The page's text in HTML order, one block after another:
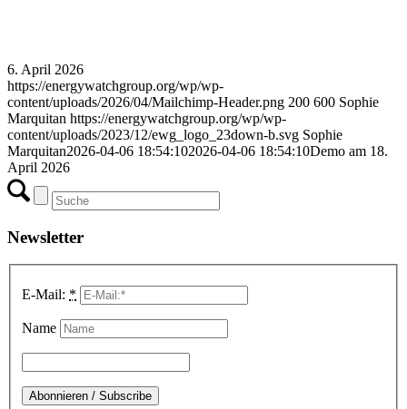
6. April 2026
https://energywatchgroup.org/wp/wp-
content/uploads/2026/04/Mailchimp-Header.png 200 600 Sophie
Marquitan https://energywatchgroup.org/wp/wp-
content/uploads/2023/12/ewg_logo_23down-b.svg Sophie
Marquitan2026-04-06 18:54:102026-04-06 18:54:10Demo am 18.
April 2026
Newsletter
E-Mail: *
Name